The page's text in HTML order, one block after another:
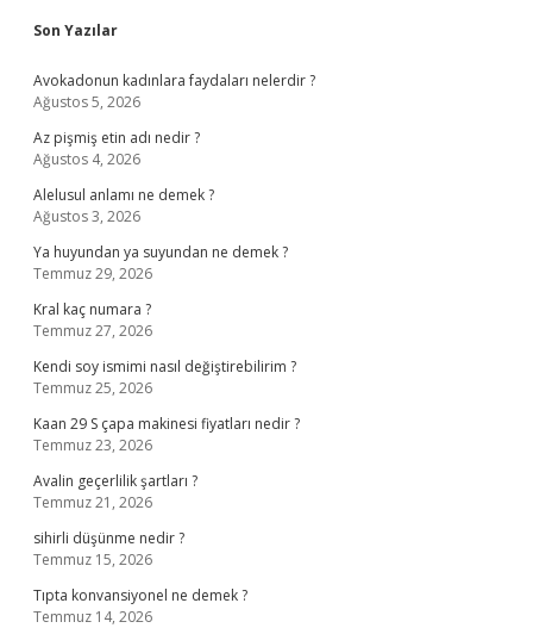
Sidebar
Son Yazılar
Avokadonun kadınlara faydaları nelerdir ?
Ağustos 5, 2026
Az pişmiş etin adı nedir ?
Ağustos 4, 2026
Alelusul anlamı ne demek ?
Ağustos 3, 2026
Ya huyundan ya suyundan ne demek ?
Temmuz 29, 2026
Kral kaç numara ?
Temmuz 27, 2026
Kendi soy ismimi nasıl değiştirebilirim ?
Temmuz 25, 2026
Kaan 29 S çapa makinesi fiyatları nedir ?
Temmuz 23, 2026
Avalin geçerlilik şartları ?
Temmuz 21, 2026
sihirli düşünme nedir ?
Temmuz 15, 2026
Tıpta konvansiyonel ne demek ?
Temmuz 14, 2026